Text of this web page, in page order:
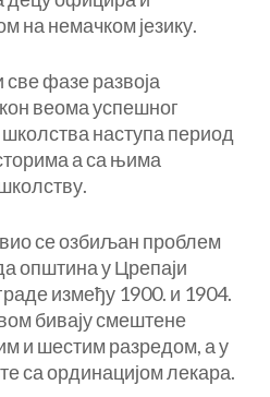
на немачком језику.
фазе развоја
веома успешног
наступа период
а са њима
се озбиљан проблем
општина у Црепаји
између 1900. и 1904.
бивају смештене
и шестим разредом, а у
са ординацијом лекара.